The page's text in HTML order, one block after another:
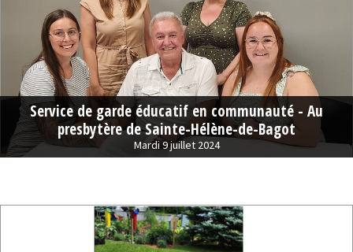
Service de garde éducatif en communauté - Au
presbytère de Sainte-Hélène-de-Bagot
Mardi 9 juillet 2024